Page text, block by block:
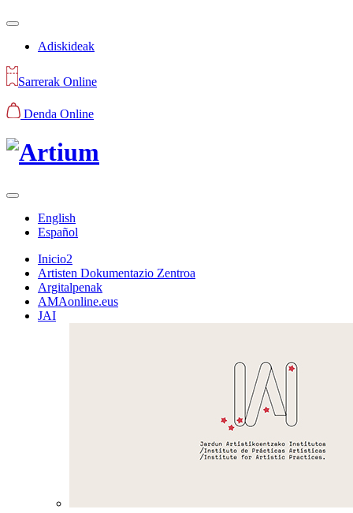
Adiskideak
Sarrerak Online
Denda Online
English
Español
Inicio2
Artisten Dokumentazio Zentroa
Argitalpenak
AMAonline.eus
JAI